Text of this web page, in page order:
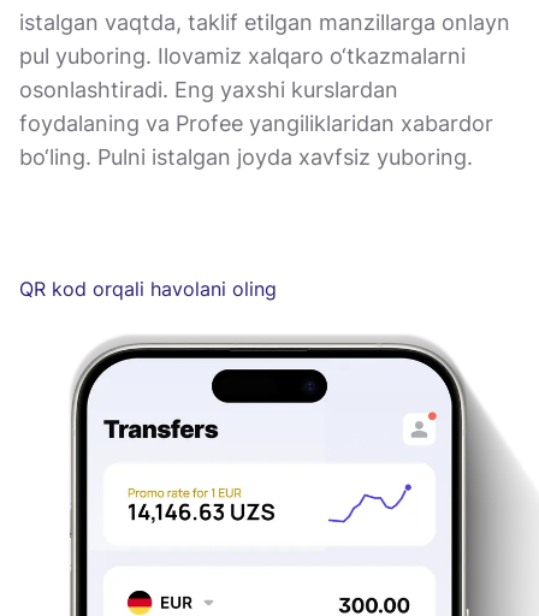
istalgan vaqtda, taklif etilgan manzillarga onlayn
pul yuboring. Ilovamiz xalqaro o‘tkazmalarni
osonlashtiradi. Eng yaxshi kurslardan
foydalaning va Profee yangiliklaridan xabardor
bo‘ling. Pulni istalgan joyda xavfsiz yuboring.
QR kod orqali havolani oling